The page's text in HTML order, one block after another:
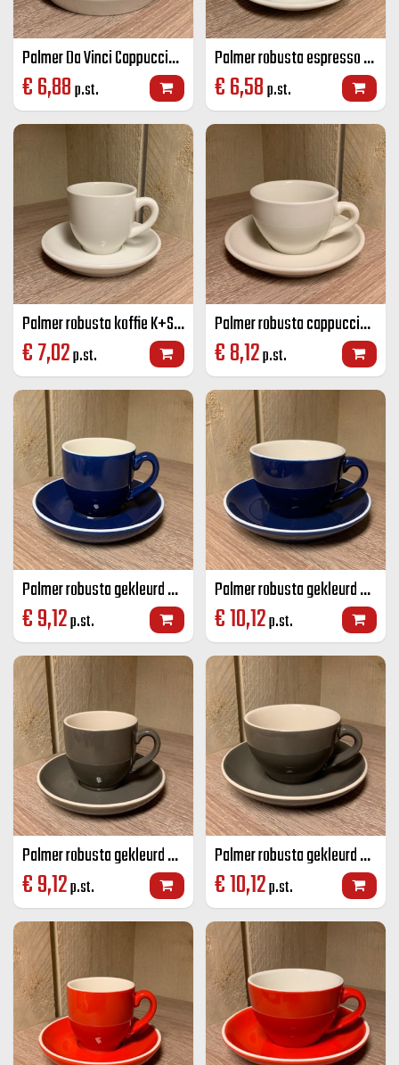
Palmer Da Vinci Cappuccino K+S 20 cl ivoor
€6,88p.st.
Palmer robusta espresso K+S ivoor 8 CL
€6,58p.st.
Palmer robusta koffie K+S ivoor 14 CL
€7,02p.st.
Palmer robusta cappuccino K+S ivoor 18 CL
€8,12p.st.
Palmer robusta gekleurd koffie K+S blauw 14 CL
€9,12p.st.
Palmer robusta gekleurd cappuccino K+S blauw 18 CL
€10,12p.st.
Palmer robusta gekleurd koffie K+S grijs 14 CL
€9,12p.st.
Palmer robusta gekleurd cappuccino K+S grijs 18 CL
€10,12p.st.